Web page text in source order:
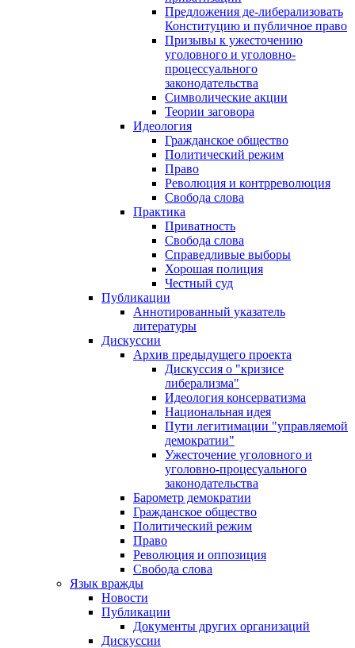
Предложения де-либерализовать
Конституцию и публичное право
Призывы к ужесточению
уголовного и уголовно-
процессуального
законодательства
Символические акции
Теории заговора
Идеология
Гражданское общество
Политический режим
Право
Революция и контрреволюция
Свобода слова
Практика
Приватность
Свобода слова
Справедливые выборы
Хорошая полиция
Честный суд
Публикации
Аннотированный указатель
литературы
Дискуссии
Архив предыдущего проекта
Дискуссия о "кризисе
либерализма"
Идеология консерватизма
Национальная идея
Пути легитимации "управляемой
демократии"
Ужесточение уголовного и
уголовно-процесуального
законодательства
Барометр демократии
Гражданское общество
Политический режим
Право
Революция и оппозиция
Свобода слова
Язык вражды
Новости
Публикации
Документы других организаций
Дискуссии